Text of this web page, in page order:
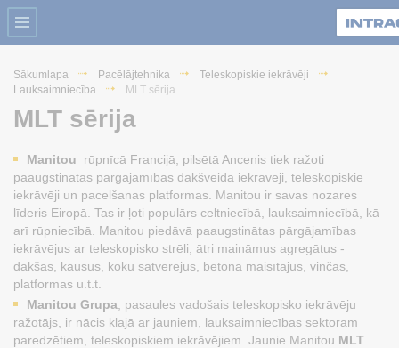
Sākumlapa Pacēlājtehnika
Teleskopiskie iekrāvēji
Lauksaimniecība
MLT sērija
MLT sērija
Manitou
rūpnīcā Francijā, pilsētā Ancenis tiek ražoti
paaugstinātas pārgājamības dakšveida iekrāvēji, teleskopiskie
iekrāvēji un pacelšanas platformas. Manitou ir savas nozares
līderis Eiropā. Tas ir ļoti populārs celtniecībā, lauksaimniecībā, kā
arī rūpniecībā. Manitou piedāvā paaugstinātas pārgājamības
iekrāvējus ar teleskopisko strēli, ātri maināmus agregātus -
dakšas, kausus, koku satvērējus, betona maisītājus, vinčas,
platformas u.t.t.
Manitou Grupa , pasaules vadošais teleskopisko iekrāvēju
ražotājs, ir nācis klajā ar jauniem, lauksaimniecības sektoram
paredzētiem, teleskopiskiem iekrāvējiem. Jaunie Manitou MLT